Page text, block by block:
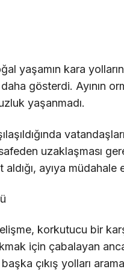
yaşamın kara
gösterdi. Ayının
yaşanmadı.
uzaklaşması
ayıya
korkutucu bir
için çabalayan
çıkış yolları